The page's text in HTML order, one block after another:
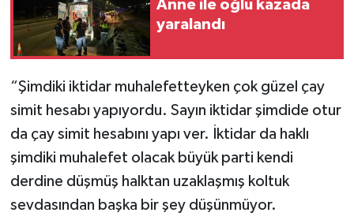
Anne ile oğlu kazada
yaralandı
“Şimdiki iktidar muhalefetteyken çok güzel çay
simit hesabı yapıyordu. Sayın iktidar şimdide otur
da çay simit hesabını yapı ver. İktidar da haklı
şimdiki muhalefet olacak büyük parti kendi
derdine düşmüş halktan uzaklaşmış koltuk
sevdasından başka bir şey düşünmüyor.